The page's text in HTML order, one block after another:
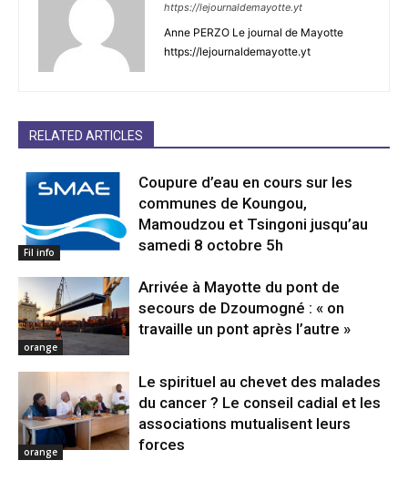
https://lejournaldemayotte.yt
Anne PERZO Le journal de Mayotte
https://lejournaldemayotte.yt
RELATED ARTICLES
Fil info
Coupure d’eau en cours sur les
communes de Koungou,
Mamoudzou et Tsingoni jusqu’au
samedi 8 octobre 5h
orange
Arrivée à Mayotte du pont de
secours de Dzoumogné : « on
travaille un pont après l’autre »
orange
Le spirituel au chevet des malades
du cancer ? Le conseil cadial et les
associations mutualisent leurs
forces